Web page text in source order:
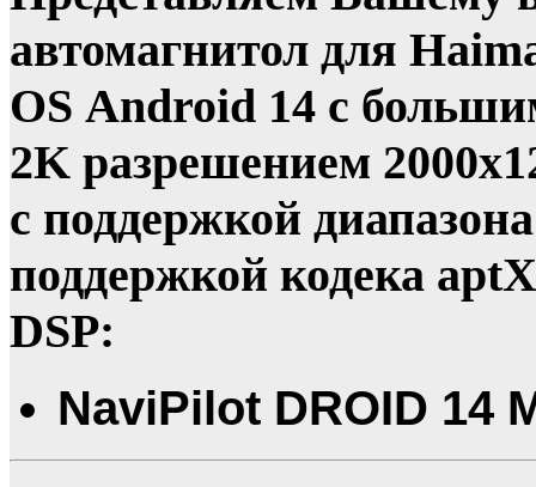
автомагнитол для
OS Android 14 с
2K разрешением
с поддержкой
поддержкой кодека
DSP:
NaviPilot DROID 14